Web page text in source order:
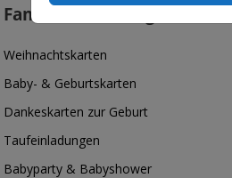
Familie & Feiertage
Weihnachtskarten
Baby- & Geburtskarten
Dankeskarten zur Geburt
Taufeinladungen
Babyparty & Babyshower